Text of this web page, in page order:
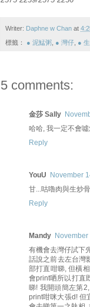
Writer: Daphne w Chan at
標籤： ● 泥鯭粥 ● 灣仔 ●
5 comments:
金莎 Sally
哈哈, 我一定不會
Reply
YouU
November
甘...咕嚕肉與生炒
Reply
Mandy November
有機會去灣仔試下
話說之前去左台灣
部打直咁睇, 但橫
會print哂所以打直
睇! 我開頭簡左第
print咁咪大張d! 但